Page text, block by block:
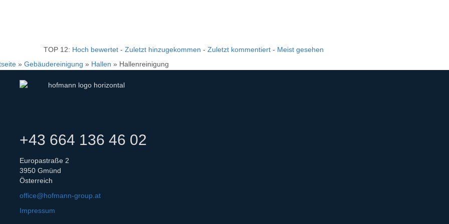
TOP 12: Hoch bewertet - Zuletzt hinzugekommen - Zuletzt kommentiert - Meist gesehen
» Gebäudereinigung » Hallen » Hallenreinigung
+43 664 136 46 02
Europastraße 2
3950 Gmünd
Österreich
office@hofmann-group.at
Impressum